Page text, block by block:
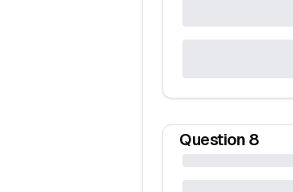
Question 8